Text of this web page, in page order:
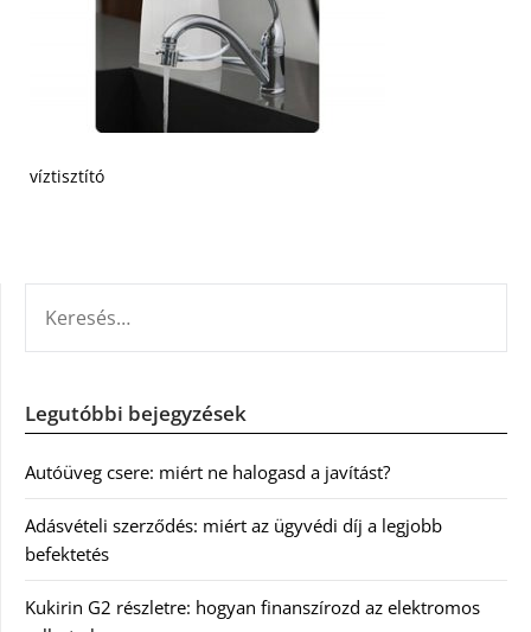
víztisztító
Legutóbbi bejegyzések
Autóüveg csere: miért ne halogasd a javítást?
Adásvételi szerződés: miért az ügyvédi díj a legjobb
befektetés
Kukirin G2 részletre: hogyan finanszírozd az elektromos